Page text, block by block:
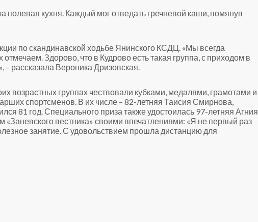
полевая кухня. Каждый мог отведать гречневой каши, помянув
по скандинавской ходьбе Янинского КСДЦ. «Мы всегда
Здорово, что в Кудрово есть такая группа, с приходом в
– рассказала Вероника Дризовская.
возрастных группах чествовали кубками, медалями, грамотами и
спортсменов. В их числе – 82-летняя Таисия Смирнова,
81 год. Специального приза также удостоилась 97-летняя Агния
вестника» своими впечатлениями: «Я не первый раз
занятие. С удовольствием прошла дистанцию для